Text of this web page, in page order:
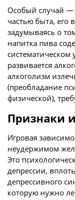
Особый случай —
частью быта, его
задумываясь о
напитка пива
развивается
алкоголизм
(преобладание
физической),
Признаки
Игровая
неудержимом
Это
депрессии,
депрессивного
которую нужно